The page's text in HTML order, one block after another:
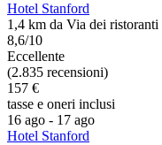
Hotel Stanford
1,4 km da Via dei ristoranti
8,6/10
Eccellente
(2.835 recensioni)
157 €
tasse e oneri inclusi
16 ago - 17 ago
Hotel Stanford